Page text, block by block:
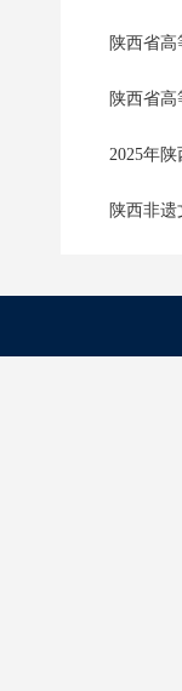
陕西省
陕西省
2025年
陕西非